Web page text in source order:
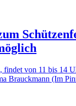
findet von 11 bis 14
Brauckmann (Im